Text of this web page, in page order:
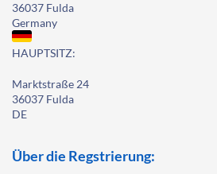
36037 Fulda
Germany
HAUPTSITZ:
Marktstraße 24
36037 Fulda
DE
Über die Regstrierung: